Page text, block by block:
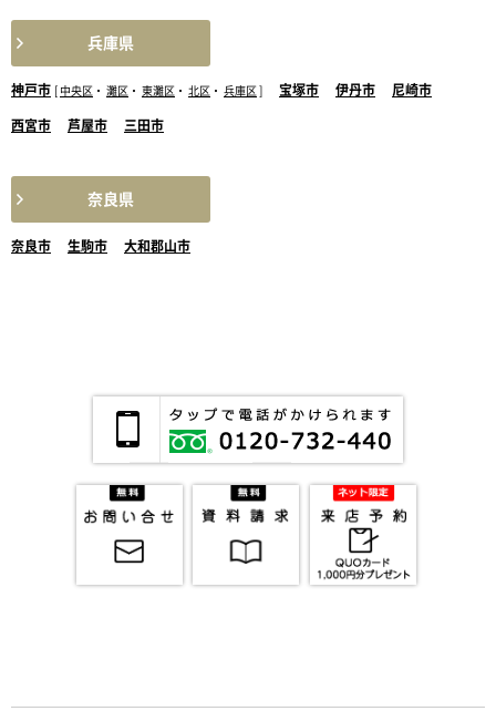
兵庫県
神戸市 中央区 ・ 灘区 ・ 東灘区 ・ 北区 ・ 兵庫区 宝塚市 伊丹市 尼崎市
西宮市 芦屋市 三田市
奈良県
奈良市 生駒市 大和郡山市